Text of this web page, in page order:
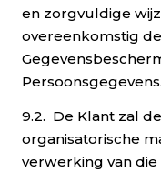
en zorgvuldige
overeenkomstig
Persoonsgegevens.
9.2. De Klant zal
organisatorische
verwerking van